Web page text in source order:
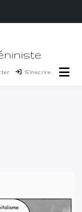
S’inscrire